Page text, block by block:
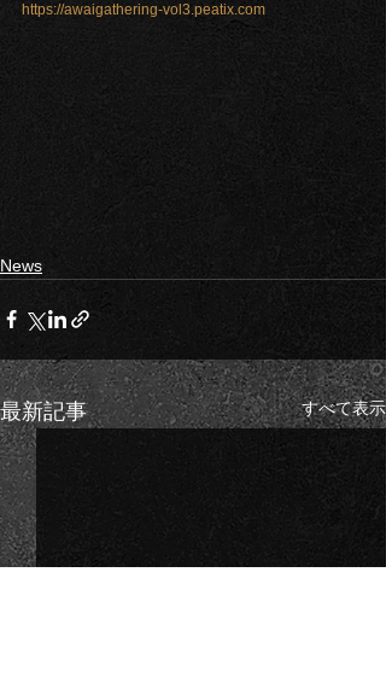
https://awaigathering-vol3.peatix.com
News
最新記事 すべて表示